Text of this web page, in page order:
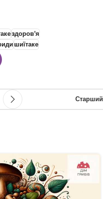
здоров'я
шиїтаке
Старший